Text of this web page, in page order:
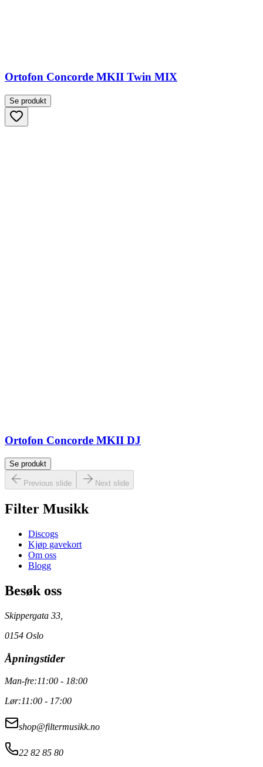
Ortofon Concorde MKII Twin MIX
Se produkt
Ortofon Concorde MKII DJ
Se produkt
Previous slide Next slide
Filter Musikk
Discogs
Kjøp gavekort
Om oss
Blogg
Besøk oss
Skippergata 33,
0154 Oslo
Åpningstider
Man-fre:11:00 - 18:00
Lør:11:00 - 17:00
shop@filtermusikk.no
22 82 85 80